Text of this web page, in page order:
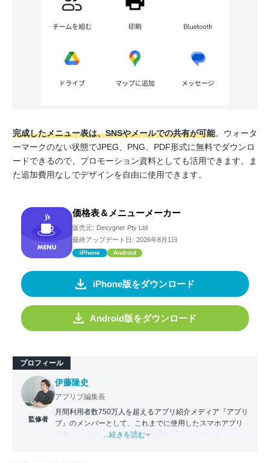
完成したメニュー表は、SNSやメールでの共有が可能。ウォータ
ーマークのない状態でJPEG、PNG、PDF形式に無料でダウンロ
ードできるので、プロモーション資料としても活用できます。ま
た追加費用なしでデザインを自由に使用できます。
価格表＆メニューメーカー
販売元: Desygner Pty Ltd
最終アップデート日: 2026年8月1日
iPhone Android
iPhone版をダウンロード
Android版をダウンロード
プロフィール
監修者
伊藤隆史
アプリブ編集長
月間利用者数750万人を超えるアプリ紹介メディア『アプリ
ブ』のメンバーとして、これまでに使用したスマホアプリ
の数は25,000以上。アプリの知見を活かし、テレビ・
...続きを読む